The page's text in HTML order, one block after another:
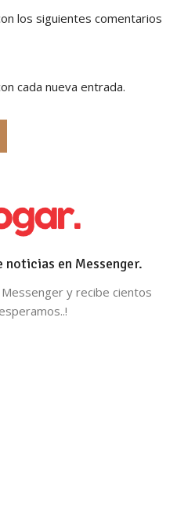
los siguientes comentarios
cada nueva entrada.
en Messenger.
y recibe cientos